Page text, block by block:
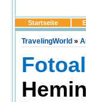
Startseite
TravelingWorld »